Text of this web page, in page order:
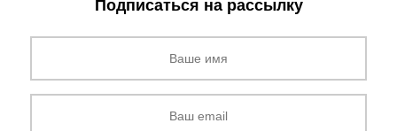
Подписаться на рассылку